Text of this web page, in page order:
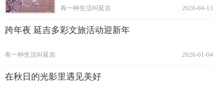
2026-04-13
有一种生活叫延吉
跨年夜 延吉多彩文旅活动迎新年
2026-01-04
有一种生活叫延吉
在秋日的光影里遇见美好